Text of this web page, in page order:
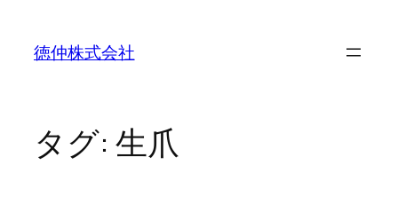
徳仲株式会社
タグ: 生爪